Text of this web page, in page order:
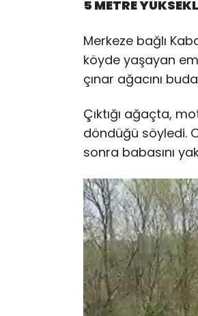
5 METRE
Merkeze bağlı
köyde yaşayan
çınar ağacını
Çıktığı ağaçta,
döndüğü söyledi.
sonra babasını